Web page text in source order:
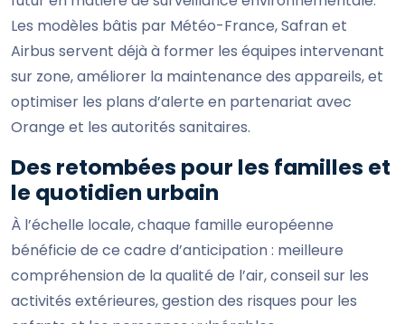
Les modèles bâtis par Météo-France, Safran et
Airbus servent déjà à former les équipes intervenant
sur zone, améliorer la maintenance des appareils, et
optimiser les plans d’alerte en partenariat avec
Orange et les autorités sanitaires.
Des retombées pour les familles et
le quotidien urbain
À l’échelle locale, chaque famille européenne
bénéficie de ce cadre d’anticipation : meilleure
compréhension de la qualité de l’air, conseil sur les
activités extérieures, gestion des risques pour les